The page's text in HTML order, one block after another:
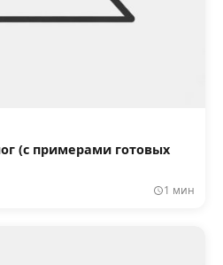
(с примерами готовых
1 мин